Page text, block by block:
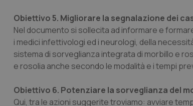
Obiettivo 5. Migliorare la segnalazione dei
Nel documento si sollecita ad informare e
i medici infettivologi ed i neurologi, della
sistema di sorveglianza integrata di morbillo e
e rosolia anche secondo le modalità e i tempi
Obiettivo 6. Potenziare la sorveglianza del
Qui, tra le azioni suggerite troviamo: avviare
_ga